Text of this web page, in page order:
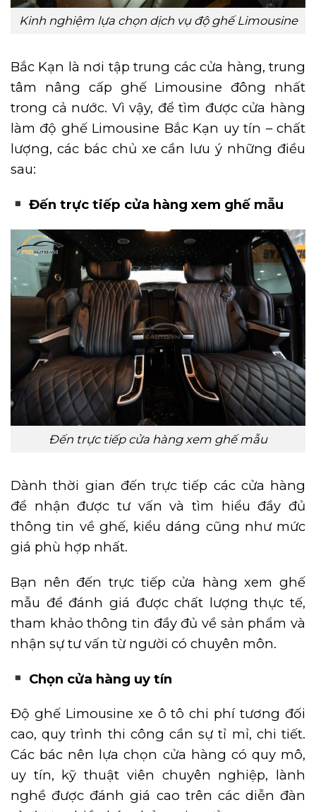
Kinh nghiệm lựa chọn dịch vụ độ ghế Limousine
Bắc Kạn là nơi tập trung các cửa hàng, trung
tâm nâng cấp ghế Limousine đông nhất
trong cả nước. Vì vậy, để tìm được cửa hàng
làm độ ghế Limousine Bắc Kạn uy tín – chất
lượng, các bác chủ xe cần lưu ý những điều
sau:
Đến trực tiếp cửa hàng xem ghế mẫu
Đến trực tiếp cửa hàng xem ghế mẫu
Dành thời gian đến trực tiếp các cửa hàng
để nhận được tư vấn và tìm hiểu đầy đủ
thông tin về ghế, kiểu dáng cũng như mức
giá phù hợp nhất.
Bạn nên đến trực tiếp cửa hàng xem ghế
mẫu để đánh giá được chất lượng thực tế,
tham khảo thông tin đầy đủ về sản phẩm và
nhận sự tư vấn từ người có chuyên môn.
Chọn cửa hàng uy tín
Độ ghế Limousine xe ô tô chi phí tương đối
cao, quy trình thi công cần sự tỉ mỉ, chi tiết.
Các bác nên lựa chọn cửa hàng có quy mô,
uy tín, kỹ thuật viên chuyên nghiệp, lành
nghề được đánh giá cao trên các diễn đàn